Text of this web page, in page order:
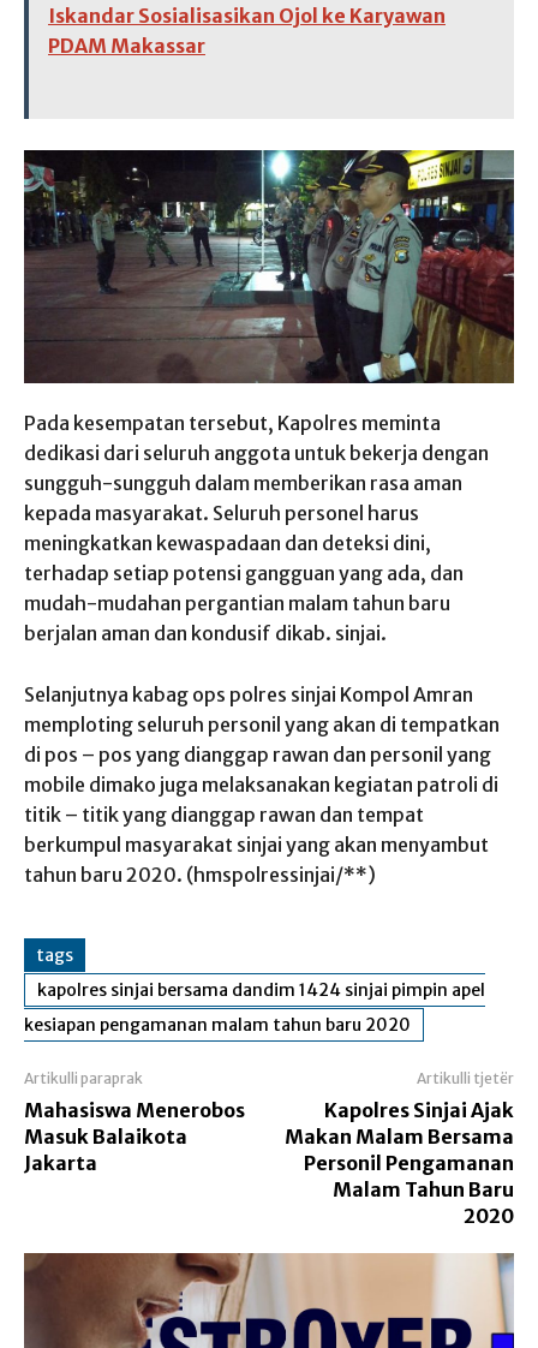
Iskandar Sosialisasikan Ojol ke Karyawan
PDAM Makassar
Pada kesempatan tersebut, Kapolres meminta
dedikasi dari seluruh anggota untuk bekerja dengan
sungguh-sungguh dalam memberikan rasa aman
kepada masyarakat. Seluruh personel harus
meningkatkan kewaspadaan dan deteksi dini,
terhadap setiap potensi gangguan yang ada, dan
mudah-mudahan pergantian malam tahun baru
berjalan aman dan kondusif dikab. sinjai.
Selanjutnya kabag ops polres sinjai Kompol Amran
memploting seluruh personil yang akan di tempatkan
di pos – pos yang dianggap rawan dan personil yang
mobile dimako juga melaksanakan kegiatan patroli di
titik – titik yang dianggap rawan dan tempat
berkumpul masyarakat sinjai yang akan menyambut
tahun baru 2020. (hmspolressinjai/**)
tags
kapolres sinjai bersama dandim 1424 sinjai pimpin apel
kesiapan pengamanan malam tahun baru 2020
Artikulli paraprak
Mahasiswa Menerobos
Masuk Balaikota
Jakarta
Artikulli tjetër
Kapolres Sinjai Ajak
Makan Malam Bersama
Personil Pengamanan
Malam Tahun Baru
2020